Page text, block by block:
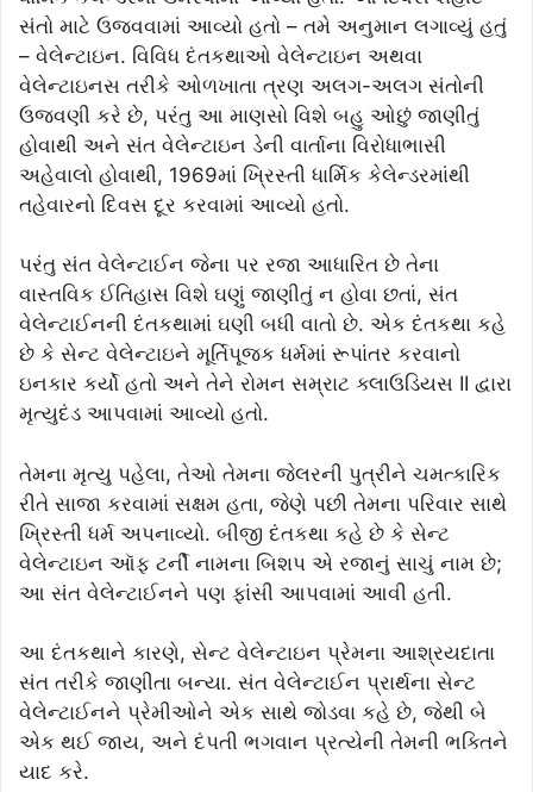
સંતો માટે ઉજવવામાં આવ્યો હતો – તમે અનુમાન લગાવ્યું હતું
– વેલેન્ટાઇન. વિવિધ દંતકથાઓ વેલેન્ટાઇન અથવા
વેલેન્ટાઇનસ તરીકે ઓળખાતા ત્રણ અલગ-અલગ સંતોની
ઉજવણી કરે છે, પરંતુ આ માણસો વિશે બહુ ઓછું જાણીતું
હોવાથી અને સંત વેલેન્ટાઇન ડેની વાર્તાના વિરોધાભાસી
અહેવાલો હોવાથી, 1969માં ખ્રિસ્તી ધાર્મિક કેલેન્ડરમાંથી
તહેવારનો દિવસ દૂર કરવામાં આવ્યો હતો.
પરંતુ સંત વેલેન્ટાઈન જેના પર રજા આધારિત છે તેના
વાસ્તવિક ઈતિહાસ વિશે ઘણું જાણીતું ન હોવા છતાં, સંત
વેલેન્ટાઈનની દંતકથામાં ઘણી બધી વાતો છે. એક દંતકથા કહે
છે કે સેન્ટ વેલેન્ટાઇને મૂર્તિપૂજક ધર્મમાં રૂપાંતર કરવાનો
ઇનકાર કર્યો હતો અને તેને રોમન સમ્રાટ ક્લાઉડિયસ II દ્વારા
મૃત્યુદંડ આપવામાં આવ્યો હતો.
તેમના મૃત્યુ પહેલા, તેઓ તેમના જેલરની પુત્રીને ચમત્કારિક
રીતે સાજા કરવામાં સક્ષમ હતા, જેણે પછી તેમના પરિવાર સાથે
ખ્રિસ્તી ધર્મ અપનાવ્યો. બીજી દંતકથા કહે છે કે સેન્ટ
વેલેન્ટાઇન ઑફ ટર્ની નામના બિશપ એ રજાનું સાચું નામ છે;
આ સંત વેલેન્ટાઈનને પણ ફાંસી આપવામાં આવી હતી.
આ દંતકથાને કારણે, સેન્ટ વેલેન્ટાઇન પ્રેમના આશ્રયદાતા
સંત તરીકે જાણીતા બન્યા. સંત વેલેન્ટાઈન પ્રાર્થના સેન્ટ
વેલેન્ટાઈનને પ્રેમીઓને એક સાથે જોડવા કહે છે, જેથી બે
એક થઈ જાય, અને દંપતી ભગવાન પ્રત્યેની તેમની ભક્તિને
યાદ કરે.